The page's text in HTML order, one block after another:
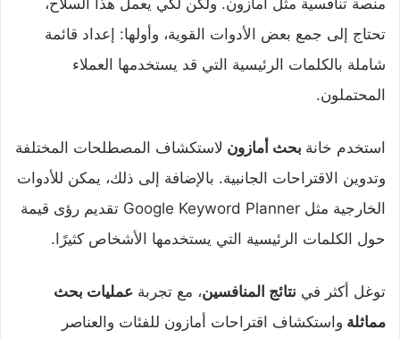
منصة تنافسية مثل أمازون. ولكن لكي يعمل هذا السلاح،
تحتاج إلى جمع بعض الأدوات القوية، وأولها: إعداد قائمة
شاملة بالكلمات الرئيسية التي قد يستخدمها العملاء
المحتملون.
استخدم خانة بحث أمازون لاستكشاف المصطلحات المختلفة
وتدوين الاقتراحات الجانبية. بالإضافة إلى ذلك، يمكن للأدوات
الخارجية مثل Google Keyword Planner تقديم رؤى قيمة
حول الكلمات الرئيسية التي يستخدمها الأشخاص كثيرًا.
توغل أكثر في نتائج المنافسين، مع تجربة عمليات بحث
مماثلة واستكشاف اقتراحات أمازون للفئات والعناصر